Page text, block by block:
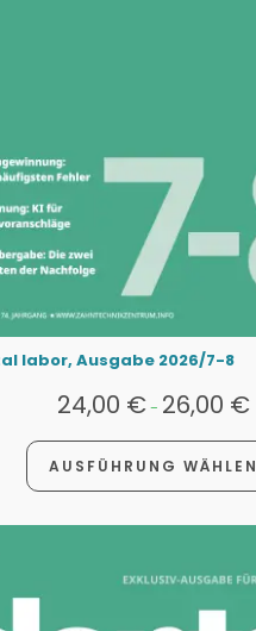
labor, Ausgabe 2026/7-8
24,00 €- 26,00 €
AUSFÜHRUNG WÄHLEN